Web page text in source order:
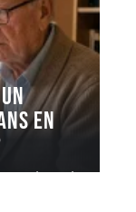
en
appartement